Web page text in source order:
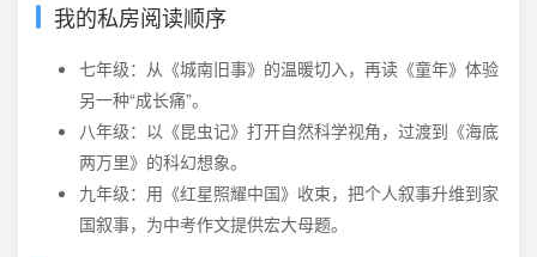
我的私房阅读顺序
七年级：从《城南旧事》的温暖切入，再读《童年》体验
另一种“成长痛”。
八年级：以《昆虫记》打开自然科学视角，过渡到《海底
两万里》的科幻想象。
九年级：用《红星照耀中国》收束，把个人叙事升维到家
国叙事，为中考作文提供宏大母题。